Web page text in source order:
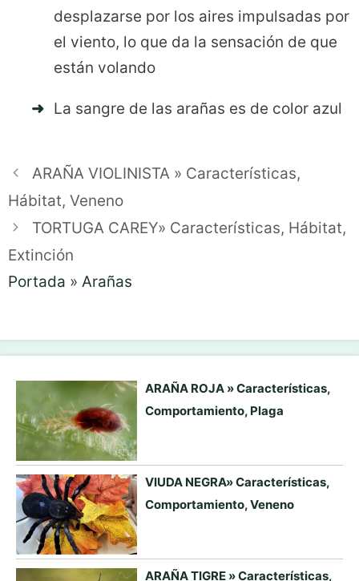
desplazarse por los aires impulsadas por
el viento, lo que da la sensación de que
están volando
La sangre de las arañas es de color azul
ARAÑA VIOLINISTA » Características,
Hábitat, Veneno
TORTUGA CAREY» Características, Hábitat,
Extinción
Portada » Arañas
ARAÑA ROJA » Características,
Comportamiento, Plaga
VIUDA NEGRA» Características,
Comportamiento, Veneno
ARAÑA TIGRE » Características,